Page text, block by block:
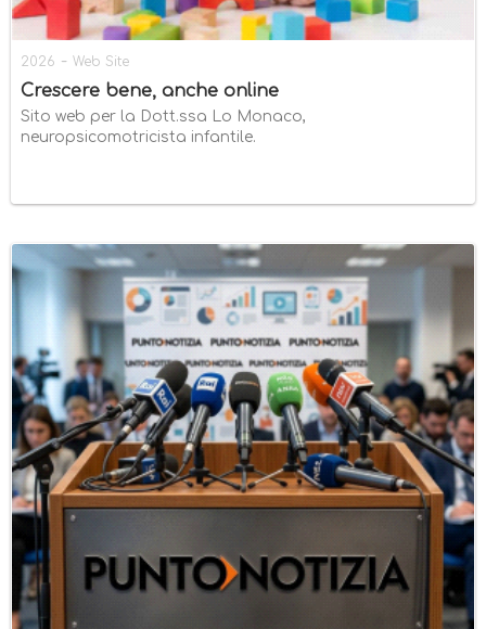
2026 - Web Site
Crescere bene, anche online
Sito web per la Dott.ssa Lo Monaco,
neuropsicomotricista infantile.